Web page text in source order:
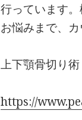
行っています
お悩みまで、
上下顎骨切り
https://